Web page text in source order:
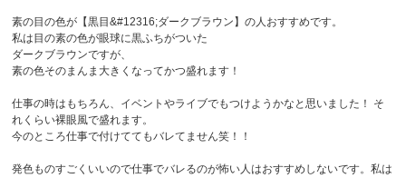
素の目の色が【黒目&#12316;ダークブラウン】の人おすすめです。
私は目の素の色が眼球に黒ふちがついた
ダークブラウンですが、
素の色そのまんま大きくなってかつ盛れます！
仕事の時はもちろん、イベントやライブでもつけようかなと思いました！ そ
れくらい裸眼風で盛れます。
今のところ仕事で付けててもバレてません笑！！
発色ものすごくいいので仕事でバレるのが怖い人はおすすめしないです。私は